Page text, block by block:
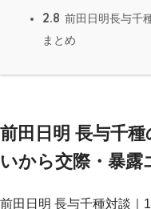
2.8 前田日明長与千
まとめ
前田日明 長与千
いから交際・暴
前田日明 長与千種対談｜